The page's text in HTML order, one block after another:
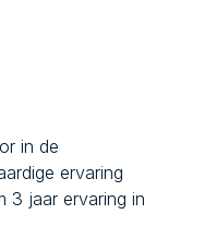
in de
ervaring
3 jaar ervaring in